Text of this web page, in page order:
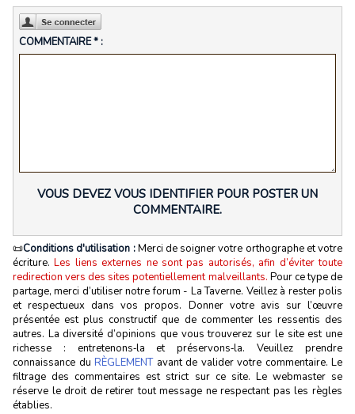
COMMENTAIRE * :
VOUS DEVEZ VOUS IDENTIFIER POUR POSTER UN
COMMENTAIRE.
📜Conditions d'utilisation :Merci de soigner votre orthographe et votre
écriture.Les liens externes ne sont pas autorisés, afin d’éviter toute
redirection vers des sites potentiellement malveillants. Pour ce type de
partage, merci d’utiliser notre forum - La Taverne. Veillez à rester polis
et respectueux dans vos propos. Donner votre avis sur l’œuvre
présentée est plus constructif que de commenter les ressentis des
autres. La diversité d’opinions que vous trouverez sur le site est une
richesse : entretenons‑la et préservons‑la. Veuillez prendre
connaissance du RÈGLEMENTavant de valider votre commentaire. Le
filtrage des commentaires est strict sur ce site. Le webmaster se
réserve le droit de retirer tout message ne respectant pas les règles
établies.